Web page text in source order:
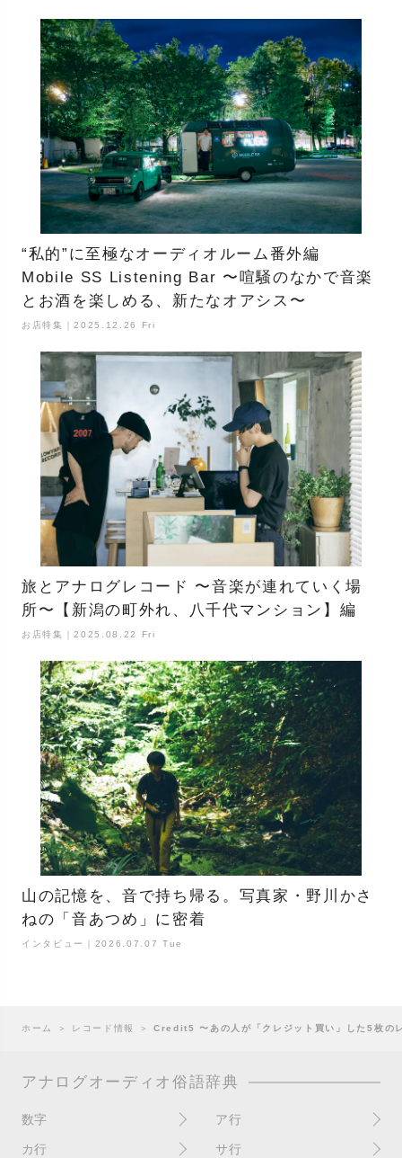
“私的”に至極なオーディオルーム番外編
Mobile SS Listening Bar 〜喧騒のなかで音楽
とお酒を楽しめる、新たなオアシス〜
お店特集｜2025.12.26 Fri
旅とアナログレコード 〜音楽が連れていく場
所〜【新潟の町外れ、八千代マンション】編
お店特集｜2025.08.22 Fri
山の記憶を、音で持ち帰る。写真家・野川かさ
ねの「音あつめ」に密着
インタビュー｜2026.07.07 Tue
ホーム ＞ レコード情報 ＞Credit5 〜あの人が「クレジット買い」した5枚の
アナログオーディオ俗語辞典
数字
10インチ
ア行
RPM(33,45)
カ行 サ行